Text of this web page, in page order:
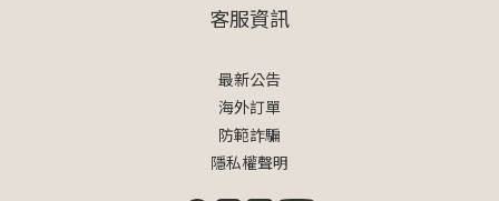
客服資訊
最新公告
海外訂單
防範詐騙
隱私權聲明